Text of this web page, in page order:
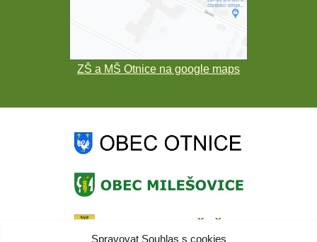
Spravovat Souhlas s cookies
ZŠ a MŠ Otnice na google maps